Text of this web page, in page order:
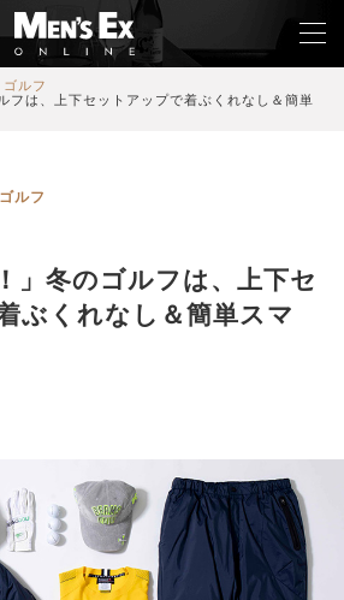
ゴルフ
フは、上下セットアップで着ぶくれなし＆簡単
ゴルフ
」冬のゴルフは、上下セ
ぶくれなし＆簡単スマ